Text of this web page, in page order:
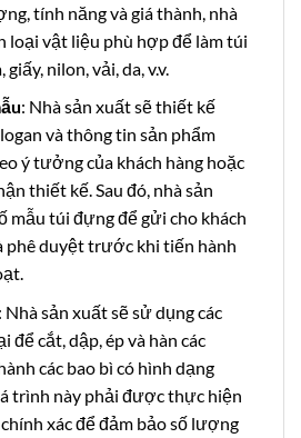
tính năng và giá thành, nhà
loại vật liệu phù hợp để làm túi
nilon, vải, da, v.v.
: Nhà sản xuất sẽ thiết kế
và thông tin sản phẩm
ý tưởng của khách hàng hoặc
thiết kế. Sau đó, nhà sản
mẫu túi đựng để gửi cho khách
phê duyệt trước khi tiến hành
Nhà sản xuất sẽ sử dụng các
để cắt, dập, ép và hàn các
các bao bì có hình dạng
trình này phải được thực hiện
xác để đảm bảo số lượng